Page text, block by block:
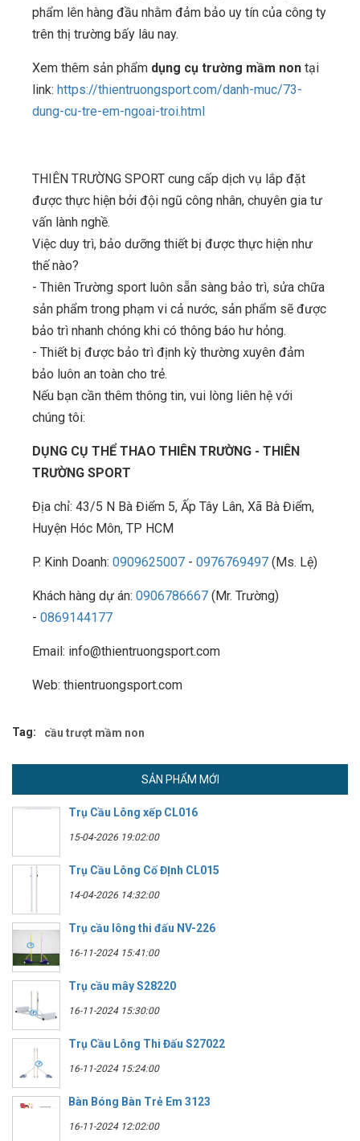
phẩm lên hàng đầu nhằm đảm bảo uy tín của công ty
trên thị trường bấy lâu nay.
Xem thêm sản phẩm dụng cụ trường mầm non tại
link: https://thientruongsport.com/danh-muc/73-
dung-cu-tre-em-ngoai-troi.html
THIÊN TRƯỜNG SPORT cung cấp dịch vụ lắp đặt
được thực hiện bởi đội ngũ công nhân, chuyên gia tư
vấn lành nghề.
Việc duy trì, bảo dưỡng thiết bị được thực hiện như
thế nào?
- Thiên Trường sport luôn sẵn sàng bảo trì, sửa chữa
sản phẩm trong phạm vi cả nước, sản phẩm sẽ được
bảo trì nhanh chóng khi có thông báo hư hỏng.
- Thiết bị được bảo trì định kỳ thường xuyên đảm
bảo luôn an toàn cho trẻ.
Nếu bạn cần thêm thông tin, vui lòng liên hệ với
chúng tôi:
DỤNG CỤ THỂ THAO THIÊN TRƯỜNG - THIÊN
TRƯỜNG SPORT
Địa chỉ: 43/5 N Bà Điểm 5, Ấp Tây Lân, Xã Bà Điểm,
Huyện Hóc Môn, TP HCM
P. Kinh Doanh: 0909625007 - 0976769497 (Ms. Lệ)
Khách hàng dự án: 0906786667 (Mr. Trường)
- 0869144177
Email: info@thientruongsport.com
Web: thientruongsport.com
Tag: cầu trượt mầm non
SẢN PHẨM MỚI
Trụ Cầu Lông xếp CL016
15-04-2026 19:02:00
Trụ Cầu Lông Cố ĐỊnh CL015
14-04-2026 14:32:00
Trụ cầu lông thi đấu NV-226
16-11-2024 15:41:00
Trụ cầu mây S28220
16-11-2024 15:30:00
Trụ Cầu Lông Thi Đấu S27022
16-11-2024 15:24:00
Bàn Bóng Bàn Trẻ Em 3123
16-11-2024 12:02:00